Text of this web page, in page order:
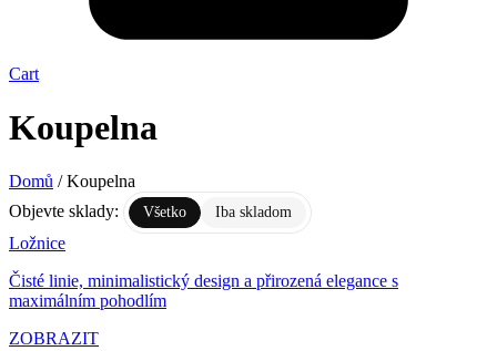
Cart
Koupelna
Domů / Koupelna
Objevte sklady:
Všetko Iba skladom
Ložnice
Čisté linie, minimalistický design a přirozená elegance s
maximálním pohodlím
ZOBRAZIT